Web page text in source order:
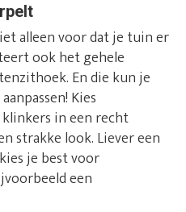
alleen voor dat je tuin er
ook het gehele
En die kun je
Kies
in een recht
strakke look. Liever een
je best voor
een